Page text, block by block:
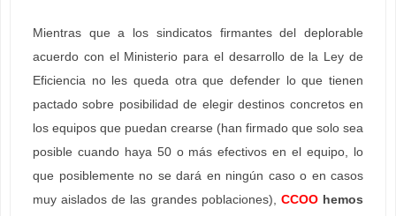
Mientras que a los sindicatos firmantes del deplorable
acuerdo con el Ministerio para el desarrollo de la Ley de
Eficiencia no les queda otra que defender lo que tienen
pactado sobre posibilidad de elegir destinos concretos en
los equipos que puedan crearse (han firmado que solo sea
posible cuando haya 50 o más efectivos en el equipo, lo
que posiblemente no se dará en ningún caso o en casos
muy aislados de las grandes poblaciones), CCOOhemos